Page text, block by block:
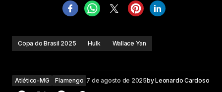
Copa do Brasil 2025 Hulk Wallace Yan
Atlético-MG Flamengo 7 de agosto de 2025byLeonardo Cardoso